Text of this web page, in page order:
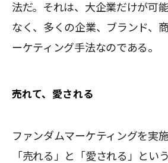
法だ。それは、大企業だけが可
なく、多くの企業、ブランド、
ーケティング手法なのである。
売れて、愛される
ファンダムマーケティングを実
「売れる」と「愛される」とい